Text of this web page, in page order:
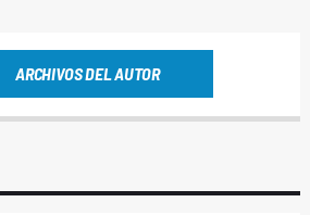
ARCHIVOS DEL AUTOR